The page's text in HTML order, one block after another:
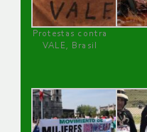
Protestas contra
VALE, Brasil